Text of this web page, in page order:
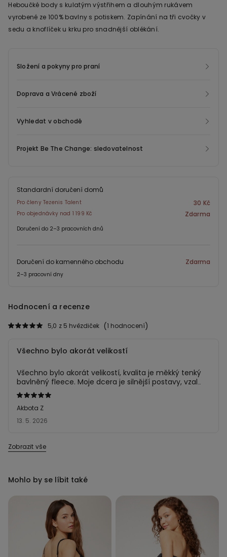
Heboučké body s kulatým výstřihem a dlouhým rukávem
vyrobené ze 100% bavlny s potiskem. Zapínání na tři cvočky v
sedu a knoflíček u krku pro snadnější oblékání.
Složení a pokyny pro praní
Doprava a Vrácené zboží
Vyhledat v obchodě
Projekt Be The Change: sledovatelnost
Standardní doručení domů
Pro členy Tezenis Talent 30 Kč
Pro objednávky nad 1 199 Kč Zdarma
Doručení do 2–3 pracovních dnů
Doručení do kamenného obchodu Zdarma
2–3 pracovní dny
Hodnocení a recenze
1 hodnocení
5,0 z 5 hvězdiček
Hodnocení:
5
z 5
13. 5. 2026
Akbota Z
Všechno bylo akorát velikostí
Všechno bylo akorát velikostí, kvalita je měkký tenký
bavlněný fleece. Moje dcera je silnější postavy, vzala
jsem jí větší velikost a všechno sedělo.
Zobrazit vše
Mohlo by se líbit také